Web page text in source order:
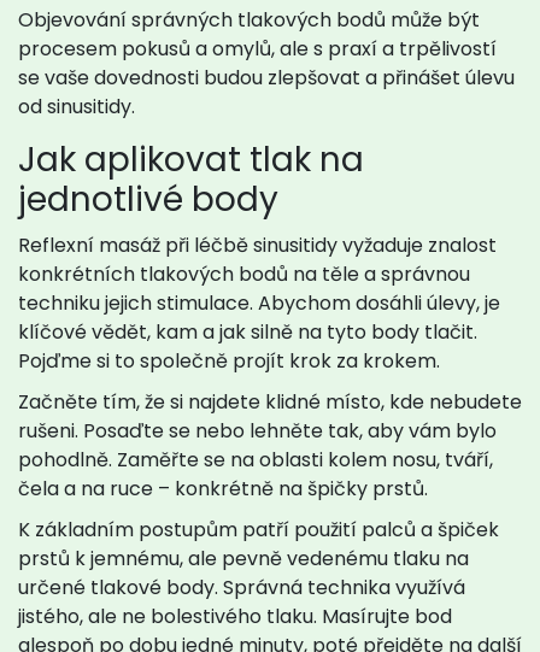
Objevování správných tlakových bodů může být
procesem pokusů a omylů, ale s praxí a trpělivostí
se vaše dovednosti budou zlepšovat a přinášet úlevu
od sinusitidy.
Jak aplikovat tlak na
jednotlivé body
Reflexní masáž při léčbě sinusitidy vyžaduje znalost
konkrétních tlakových bodů na těle a správnou
techniku jejich stimulace. Abychom dosáhli úlevy, je
klíčové vědět, kam a jak silně na tyto body tlačit.
Pojďme si to společně projít krok za krokem.
Začněte tím, že si najdete klidné místo, kde nebudete
rušeni. Posaďte se nebo lehněte tak, aby vám bylo
pohodlně. Zaměřte se na oblasti kolem nosu, tváří,
čela a na ruce – konkrétně na špičky prstů.
K základním postupům patří použití palců a špiček
prstů k jemnému, ale pevně vedenému tlaku na
určené tlakové body. Správná technika využívá
jistého, ale ne bolestivého tlaku. Masírujte bod
alespoň po dobu jedné minuty, poté přejděte na další